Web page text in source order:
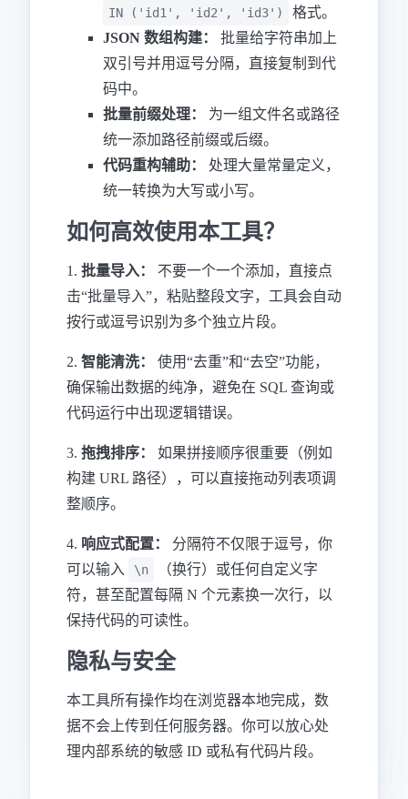
IN ('id1', 'id2', 'id3')
格式。
JSON 数组构建：
批量给字符串加上
双引号并用逗号分隔，直接复制到代
码中。
批量前缀处理：
为一组文件名或路径
统一添加路径前缀或后缀。
代码重构辅助：
处理大量常量定义，
统一转换为大写或小写。
如何高效使用本工具？
1. 批量导入：
不要一个一个添加，直接点
击“批量导入”，粘贴整段文字，工具会自动
按行或逗号识别为多个独立片段。
2. 智能清洗：
使用“去重”和“去空”功能，
确保输出数据的纯净，避免在 SQL 查询或
代码运行中出现逻辑错误。
3. 拖拽排序：
如果拼接顺序很重要（例如
构建 URL 路径），可以直接拖动列表项调
整顺序。
4. 响应式配置：
分隔符不仅限于逗号，你
可以输入
\n
（换行）或任何自定义字
符，甚至配置每隔 N 个元素换一次行，以
保持代码的可读性。
隐私与安全
本工具所有操作均在浏览器本地完成，数
据不会上传到任何服务器。你可以放心处
理内部系统的敏感 ID 或私有代码片段。